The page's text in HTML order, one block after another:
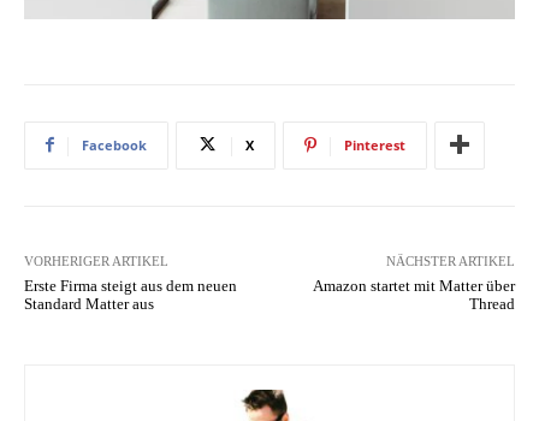
Facebook X Pinterest
VORHERIGER ARTIKEL
Erste Firma steigt aus dem neuen
Standard Matter aus
NÄCHSTER ARTIKEL
Amazon startet mit Matter über
Thread